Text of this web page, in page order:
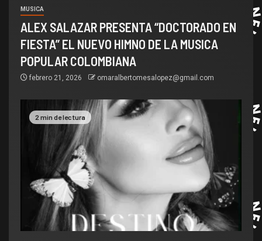
MUSICA
ALEX SALAZAR PRESENTA “DOCTORADO EN
FIESTA” EL NUEVO HIMNO DE LA MUSICA
POPULAR COLOMBIANA
febrero 21, 2026 omaralbertomesalopez@gmail.com
2 min de lectura